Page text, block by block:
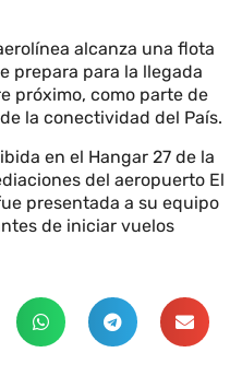
alcanza una flota
prepara para la llegada
próximo, como parte de
la conectividad del País.
en el Hangar 27 de la
del aeropuerto El
presentada a su equipo
de iniciar vuelos